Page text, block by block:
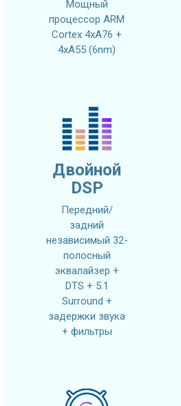
Мощный
процессор ARM
Cortex 4xA76 +
4xA55 (6nm)
Двойной
DSP
Передний/
задний
независимый 32-
полосный
эквалайзер +
DTS + 5.1
Surround +
задержки звука
+ фильтры